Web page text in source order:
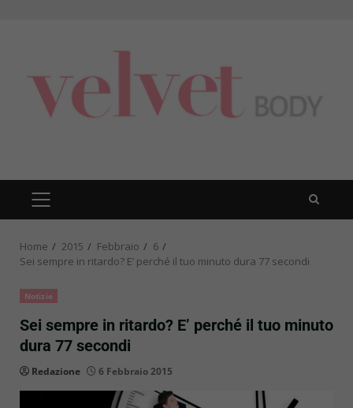
PRIMARY
MENU
Home 2015 Febbraio
6
Sei sempre in ritardo? E’ perché il tuo minuto dura 77 secondi
Notizie
Sei sempre in ritardo? E’ perché il tuo minuto
dura 77 secondi
Redazione 6 Febbraio 2015